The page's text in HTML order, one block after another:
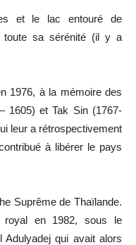
et le lac entouré de
toute sa sérénité (il y a
1976, à la mémoire des
1605) et Tak Sin (1767-
leur a rétrospectivement
à libérer le pays
Suprême de Thaïlande.
royal en 1982, sous le
Adulyadej qui avait alors